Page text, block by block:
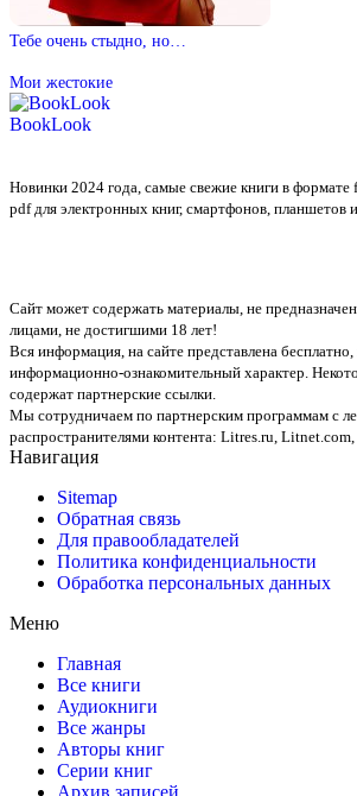
Тебе очень стыдно, но…
Мои жестокие
BookLook
Новинки 2024 года, самые свежие книги в
pdf для электронных книг, смартфонов, планшетов
Сайт может содержать материалы, не
лицами, не достигшими 18 лет!
Вся информация, на сайте представлена
информационно-ознакомительный характер.
содержат партнерские ссылки.
Мы сотрудничаем по партнерским программам с
распространителями контента: Litres.ru,
Навигация
Sitemap
Обратная связь
Для правообладателей
Политика конфиденциальности
Обработка персональных данных
Меню
Главная
Все книги
Аудиокниги
Все жанры
Авторы книг
Серии книг